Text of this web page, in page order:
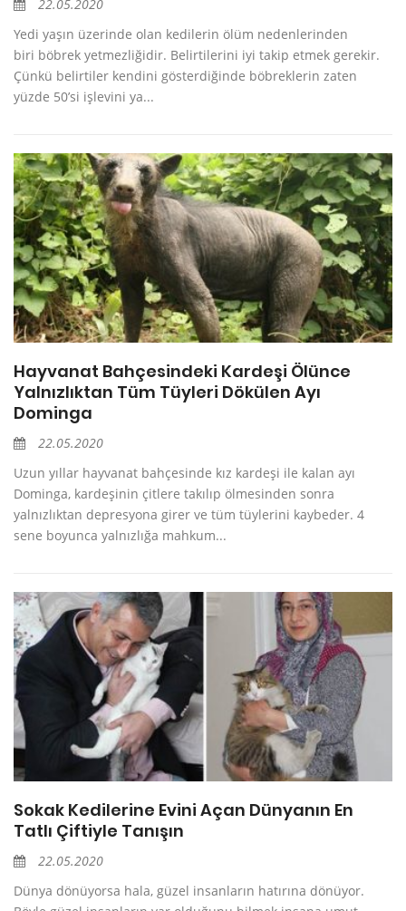
22.05.2020
Yedi yaşın üzerinde olan kedilerin ölüm nedenlerinden
biri böbrek yetmezliğidir. Belirtilerini iyi takip etmek gerekir.
Çünkü belirtiler kendini gösterdiğinde böbreklerin zaten
yüzde 50’si işlevini ya...
Hayvanat Bahçesindeki Kardeşi Ölünce
Yalnızlıktan Tüm Tüyleri Dökülen Ayı
Dominga
22.05.2020
Uzun yıllar hayvanat bahçesinde kız kardeşi ile kalan ayı
Dominga, kardeşinin çitlere takılıp ölmesinden sonra
yalnızlıktan depresyona girer ve tüm tüylerini kaybeder. 4
sene boyunca yalnızlığa mahkum...
Sokak Kedilerine Evini Açan Dünyanın En
Tatlı Çiftiyle Tanışın
22.05.2020
Dünya dönüyorsa hala, güzel insanların hatırına dönüyor.